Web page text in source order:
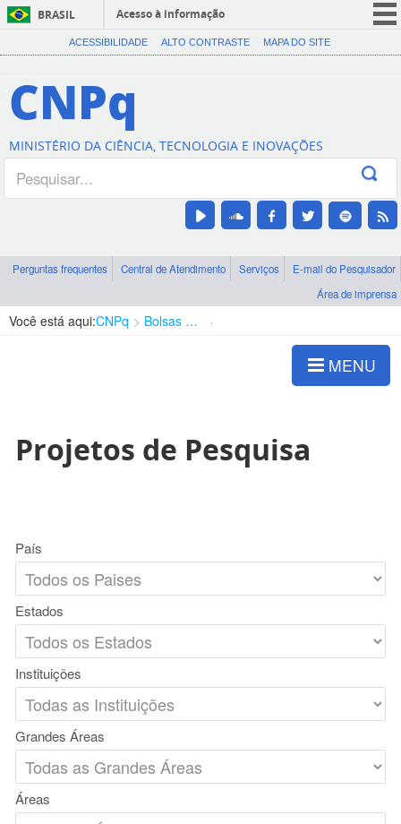
BRASIL
Acesso à informação
CORONAVÍRUS (COVID-19)
Canais
ACESSIBILIDADE ALTO CONTRASTE MAPA DO SITE
CNPq
MINISTÉRIO DA CIÊNCIA, TECNOLOGIA E INOVAÇÕES
Perguntas frequentes Central de Atendimento Serviços
E-mail do Pesquisador
Área de imprensa
Você está aqui:CNPq Bolsas e Auxílios Vigentes
MENU
Projetos de Pesquisa
País
Estados
Instituições
Grandes Áreas
Áreas